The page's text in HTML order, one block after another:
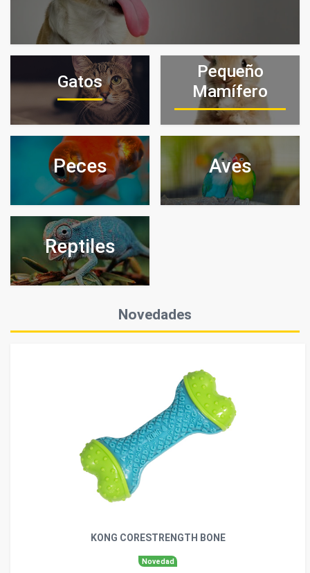
Gatos
Pequeño
Mamífero
Peces Aves
Reptiles
Novedades
KONG CORESTRENGTH BONE
Novedad